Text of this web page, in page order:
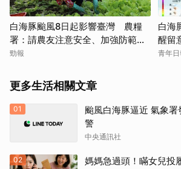
白海豚颱風8日起影響臺灣 農糧
署：請農友注意安全、加強防範措
施
勁報
白海
醒留
青年日
更多生活相關文章
01
颱風白海豚逼近 氣象
警
中央通訊社
02
媽媽急過頭！瞞女兒